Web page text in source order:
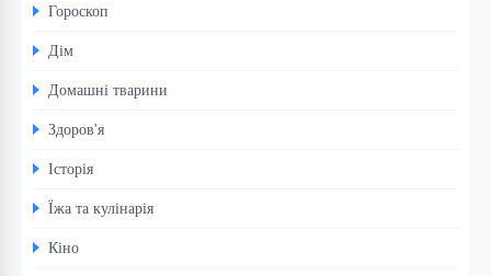
Гороскоп
Дім
Домашні тварини
Здоров'я
Історія
Їжа та кулінарія
Кіно